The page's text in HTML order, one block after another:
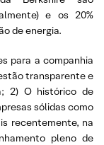
e os 20%
de energia.
para a companhia
transparente e
2) O histórico de
sólidas como
recentemente, na
pleno de